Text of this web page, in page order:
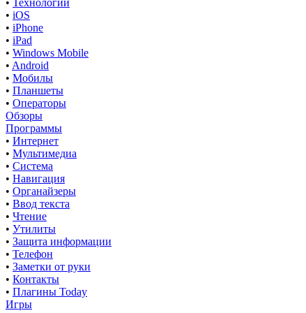
• Технологии
• iOS
• iPhone
• iPad
• Windows Mobile
• Android
• Мобилы
• Планшеты
• Операторы
Обзоры
Программы
• Интернет
• Мультимедиа
• Система
• Навигация
• Органайзеры
• Ввод текста
• Чтение
• Утилиты
• Защита информации
• Телефон
• Заметки от руки
• Контакты
• Плагины Today
Игры